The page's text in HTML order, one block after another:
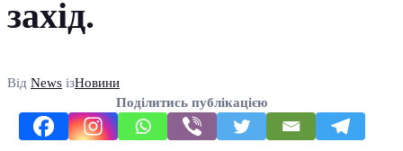
захід.
Від News ізНовини
Поділитись публікацією